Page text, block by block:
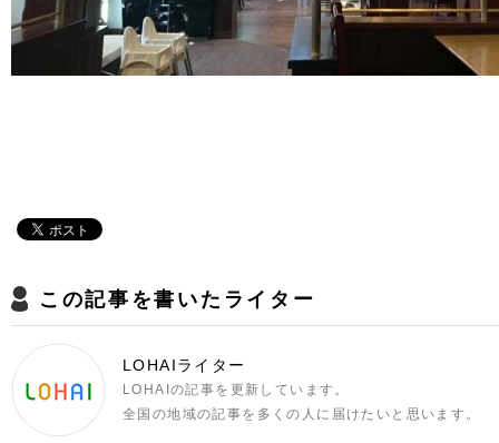
この記事を書いたライター
LOHAIライター
LOHAIの記事を更新しています。
全国の地域の記事を多くの人に届けたいと思います。